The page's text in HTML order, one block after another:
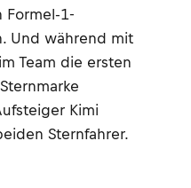
Formel-1-
Und während mit
Team die ersten
Kimi
Sternfahrer.